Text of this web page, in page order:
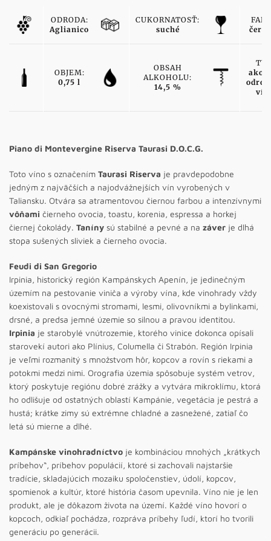
ODRODA:
Aglianico
CUKORNATOSŤ:
suché
OBJEM:
0,75 l
OBSAH
ALKOHOLU:
14,5 %
Piano di Montevergine Riserva Taurasi D.O.C.G.
Toto víno s označením Taurasi Riserva je pravdepodobne
jedným z najväčších a najodvážnejších vín vyrobených v
Taliansku. Otvára sa atramentovou čiernou farbou a intenzívnymi
vôňami čierneho ovocia, toastu, korenia, espressa a horkej
čiernej čokolády. Taníny sú stabilné a pevné a na záver je dlhá
stopa sušených sliviek a čierneho ovocia.
Feudi di San Gregorio
Irpinia, historický región Kampánskych Apenín, je jedinečným
územím na pestovanie viniča a výroby vína, kde vinohrady vždy
koexistovali s ovocnými stromami, lesmi, olivovníkmi a bylinkami,
drsné, a predsa jemné územie so silnou a pravou identitou.
Irpinia je starobylé vnútrozemie, ktorého vinice dokonca opísali
starovekí autori ako Plínius, Columella či Strabón. Región Irpinia
je veľmi rozmanitý s množstvom hôr, kopcov a rovín s riekami a
potokmi medzi nimi. Orografia územia spôsobuje systém vetrov,
ktorý poskytuje regiónu dobré zrážky a vytvára mikroklímu, ktorá
ho odlišuje od ostatných oblastí Kampánie, vegetácia je pestrá a
hustá; krátke zimy sú extrémne chladné a zasnežené, zatiaľ čo
letá sú mierne a dlhé.
Kampánske vinohradníctvo je kombináciou mnohých „krátkych
príbehov“, príbehov populácií, ktoré si zachovali najstaršie
tradície, skladajúcich mozaiku spoločenstiev, údolí, kopcov,
spomienok a kultúr, ktoré história časom upevnila. Víno nie je len
produkt, ale je dôkazom života na území. Každé víno hovorí o
kopcoch, odkiaľ pochádza, rozpráva príbehy ľudí, ktorí ho tvorili
generáciu po generácii.